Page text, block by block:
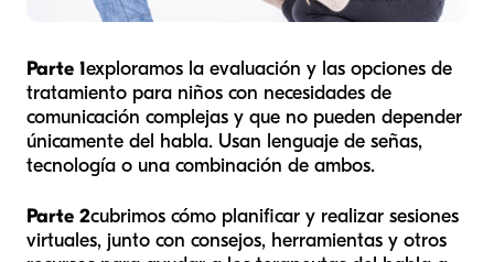
Parte 1exploramos la evaluación y las opciones de
tratamiento para niños con necesidades de
comunicación complejas y que no pueden depender
únicamente del habla. Usan lenguaje de señas,
tecnología o una combinación de ambos.
Parte 2cubrimos cómo planificar y realizar sesiones
virtuales, junto con consejos, herramientas y otros